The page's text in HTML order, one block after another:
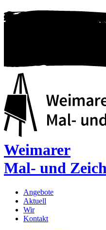
Weimarer
Mal- und
Angebote
Aktuell
Wir
Kontakt